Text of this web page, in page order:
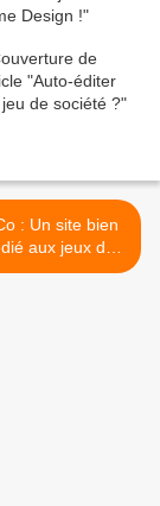
: Un site bien
aux jeux de
société ! >